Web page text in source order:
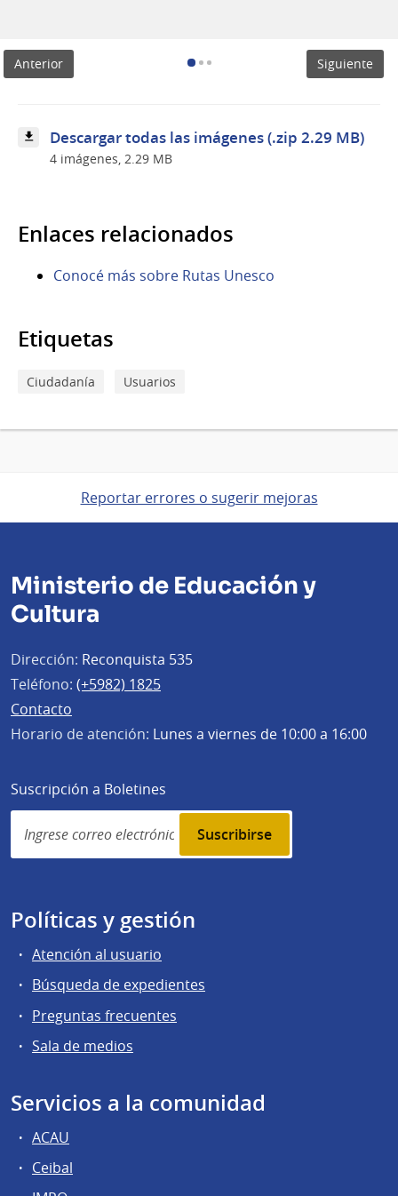
Anterior Siguiente
Descargar todas las imágenes (.zip 2.29 MB)
4 imágenes, 2.29 MB
Enlaces relacionados
Conocé más sobre Rutas Unesco
Etiquetas
Ciudadanía Usuarios
Reportar errores o sugerir mejoras
Ministerio de Educación y
Cultura
Dirección: Reconquista 535
Teléfono: (+5982) 1825
Contacto
Horario de atención: Lunes a viernes de 10:00 a 16:00
Suscripción a Boletines
Simplenews
subscription
Políticas y gestión
Atención al usuario
Búsqueda de expedientes
Preguntas frecuentes
Sala de medios
Servicios a la comunidad
ACAU
Ceibal